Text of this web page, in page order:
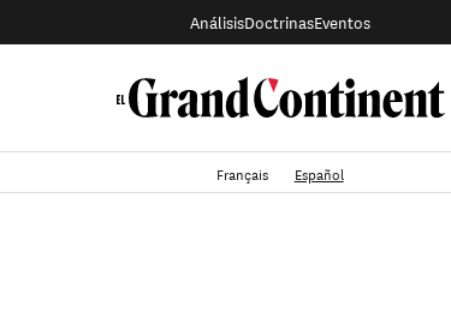
AnálisisDoctrinasEventos
Français Español